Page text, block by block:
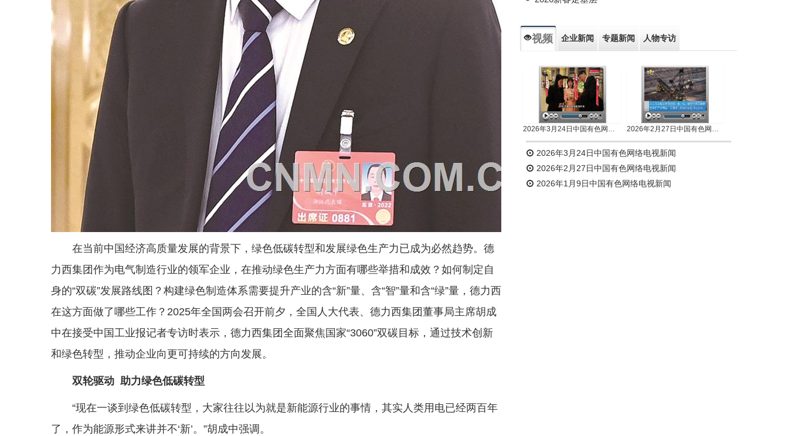
在当前中国经济高质量发展的背景下，绿色低碳转型和发展绿色生产力已成为必然趋势。德
力西集团作为电气制造行业的领军企业，在推动绿色生产力方面有哪些举措和成效？如何制定自
身的“双碳”发展路线图？构建绿色制造体系需要提升产业的含“新”量、含“智”量和含“绿”量，德力西
在这方面做了哪些工作？2025年全国两会召开前夕，全国人大代表、德力西集团董事局主席胡成
中在接受中国工业报记者专访时表示，德力西集团全面聚焦国家“3060”双碳目标，通过技术创新
和绿色转型，推动企业向更可持续的方向发展。
双轮驱动 助力绿色低碳转型
“现在一谈到绿色低碳转型，大家往往以为就是新能源行业的事情，其实人类用电已经两百年
了，作为能源形式来讲并不‘新’。”胡成中强调。
视频 企业新闻 专题新闻 人物专访
2026年3月24日中国有色网络电视新闻 2026年2月27日中国有色网络电视新闻
2026年3月24日中国有色网络电视新闻
2026年2月27日中国有色网络电视新闻
2026年1月9日中国有色网络电视新闻